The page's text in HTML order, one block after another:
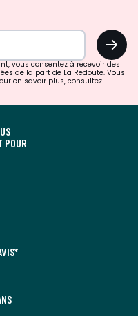
OK
vous consentez à recevoir des
de la part de La Redoute. Vous
en savoir plus, consultez
POUR